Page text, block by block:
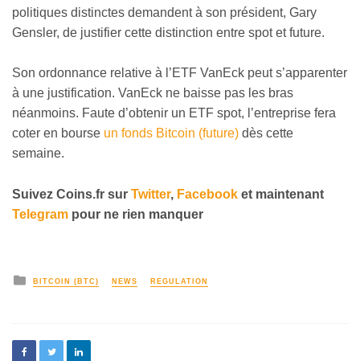
politiques distinctes demandent à son président, Gary
Gensler, de justifier cette distinction entre spot et future.
Son ordonnance relative à l’ETF VanEck peut s’apparenter
à une justification. VanEck ne baisse pas les bras
néanmoins. Faute d’obtenir un ETF spot, l’entreprise fera
coter en bourse un fonds Bitcoin (future) dès cette
semaine.
Suivez Coins.fr sur Twitter, Facebook et maintenant
Telegram pour ne rien manquer
BITCOIN (BTC) NEWS REGULATION